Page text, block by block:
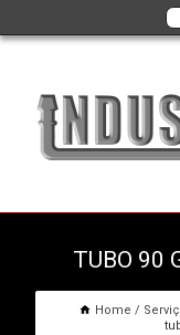
TUBO 90
Home